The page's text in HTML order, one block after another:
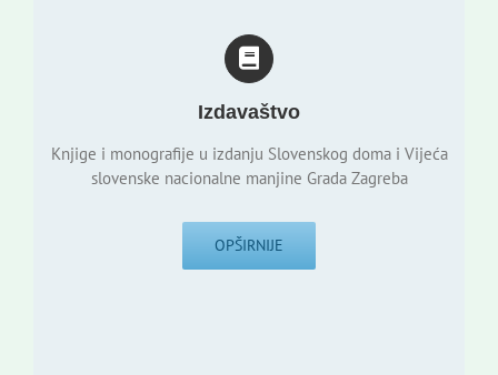
Izdavaštvo
Knjige i monografije u izdanju Slovenskog doma i Vijeća
slovenske nacionalne manjine Grada Zagreba
OPŠIRNIJE